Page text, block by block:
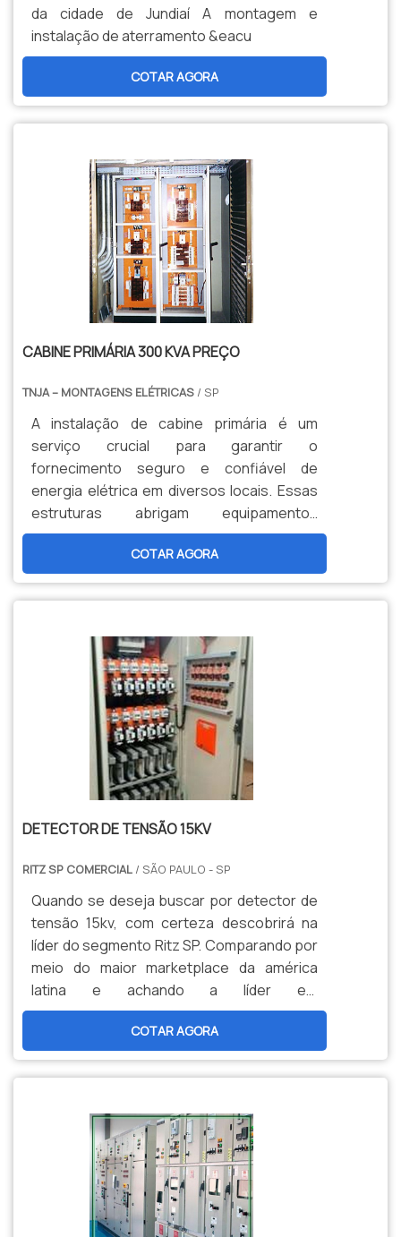
da cidade de Jundiaí A montagem e
instalação de aterramento &eacu
COTAR AGORA
CABINE PRIMÁRIA 300 KVA PREÇO
TNJA – MONTAGENS ELÉTRICAS / SP
A instalação de cabine primária é um
serviço crucial para garantir o
fornecimento seguro e confiável de
energia elétrica em diversos locais. Essas
estruturas abrigam equipamentos
essenciais para receber energia de alta
tensão e transformá-la em tensão
adequada para distribuição.
COTAR AGORA
DETECTOR DE TENSÃO 15KV
RITZ SP COMERCIAL / SÃO PAULO - SP
Quando se deseja buscar por detector de
tensão 15kv, com certeza descobrirá na
líder do segmento Ritz SP. Comparando por
meio do maior marketplace da américa
latina e achando a líder em
qualidade.DETALHES SOBRE DETECTOR DE
TENSÃO 15KVSe alguém procurar por
detector de tensão em uma empresa
inovadora, consegue encontrar o site da
aterramento temporário e ensaios
elétricos, disponibilizando tudo que há de
mais atual para garantir a qualidade final
para cada cliente.Discorrendo ainda sobre
detector de tensão 15kv, deve-se ter a
COTAR AGORA